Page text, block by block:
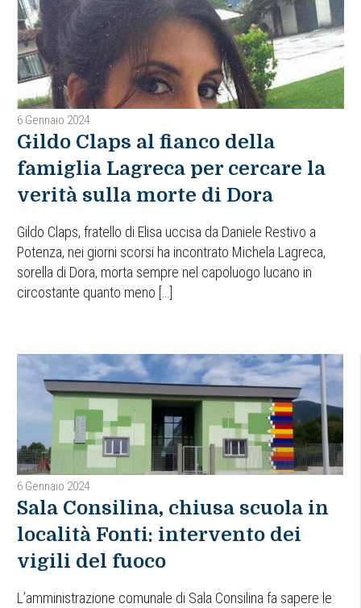
6 Gennaio 2024
Gildo Claps al fianco della
famiglia Lagreca per cercare la
verità sulla morte di Dora
Gildo Claps, fratello di Elisa uccisa da Daniele Restivo a
Potenza, nei giorni scorsi ha incontrato Michela Lagreca,
sorella di Dora, morta sempre nel capoluogo lucano in
circostante quanto meno […]
6 Gennaio 2024
Sala Consilina, chiusa scuola in
località Fonti: intervento dei
vigili del fuoco
L’amministrazione comunale di Sala Consilina fa sapere le